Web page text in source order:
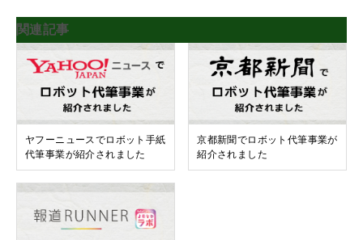
関連記事
ヤフーニュースでロボット手紙
代筆事業が紹介されました
京都新聞でロボット代筆事業が
紹介されました